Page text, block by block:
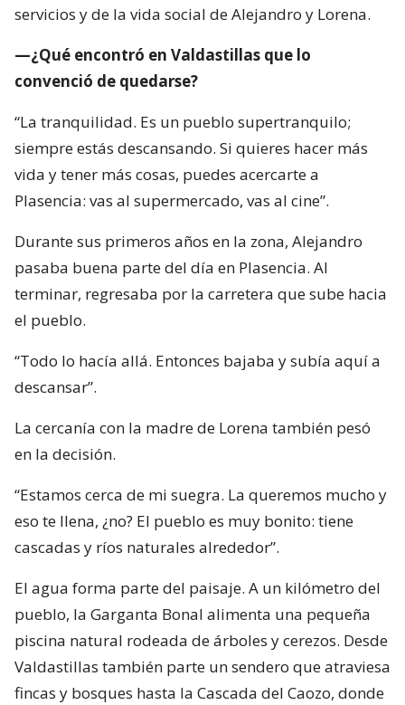
servicios y de la vida social de Alejandro y Lorena.
—¿Qué encontró en Valdastillas que lo
convenció de quedarse?
“La tranquilidad. Es un pueblo supertranquilo;
siempre estás descansando. Si quieres hacer más
vida y tener más cosas, puedes acercarte a
Plasencia: vas al supermercado, vas al cine”.
Durante sus primeros años en la zona, Alejandro
pasaba buena parte del día en Plasencia. Al
terminar, regresaba por la carretera que sube hacia
el pueblo.
“Todo lo hacía allá. Entonces bajaba y subía aquí a
descansar”.
La cercanía con la madre de Lorena también pesó
en la decisión.
“Estamos cerca de mi suegra. La queremos mucho y
eso te llena, ¿no? El pueblo es muy bonito: tiene
cascadas y ríos naturales alrededor”.
El agua forma parte del paisaje. A un kilómetro del
pueblo, la Garganta Bonal alimenta una pequeña
piscina natural rodeada de árboles y cerezos. Desde
Valdastillas también parte un sendero que atraviesa
fincas y bosques hasta la Cascada del Caozo, donde